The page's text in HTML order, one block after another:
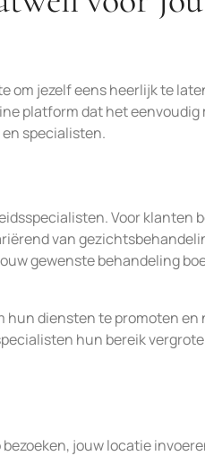
om jezelf eens heerlijk te
platform dat het eenvoudig
specialisten.
Voor klanten
van
gewenste behandeling
hun diensten te promoten en
hun bereik
jouw locatie